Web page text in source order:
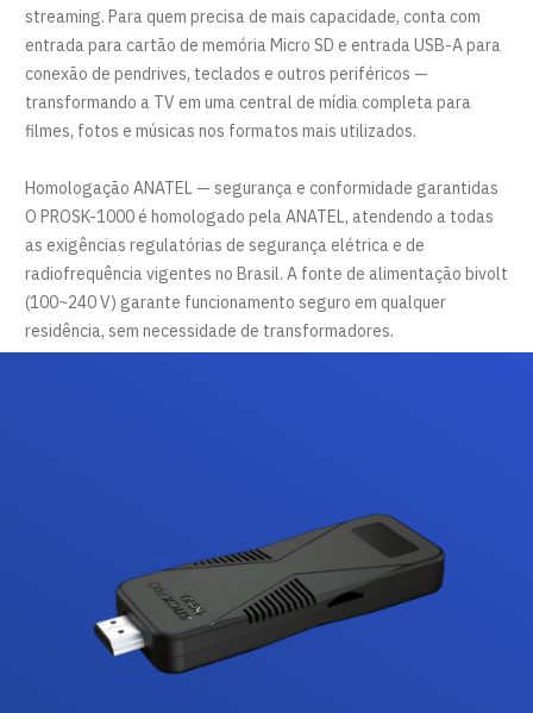
streaming. Para quem precisa de mais capacidade, conta com
entrada para cartão de memória Micro SD e entrada USB-A para
conexão de pendrives, teclados e outros periféricos —
transformando a TV em uma central de mídia completa para
filmes, fotos e músicas nos formatos mais utilizados.
Homologação ANATEL — segurança e conformidade garantidas
O PROSK-1000 é homologado pela ANATEL, atendendo a todas
as exigências regulatórias de segurança elétrica e de
radiofrequência vigentes no Brasil. A fonte de alimentação bivolt
(100~240 V) garante funcionamento seguro em qualquer
residência, sem necessidade de transformadores.